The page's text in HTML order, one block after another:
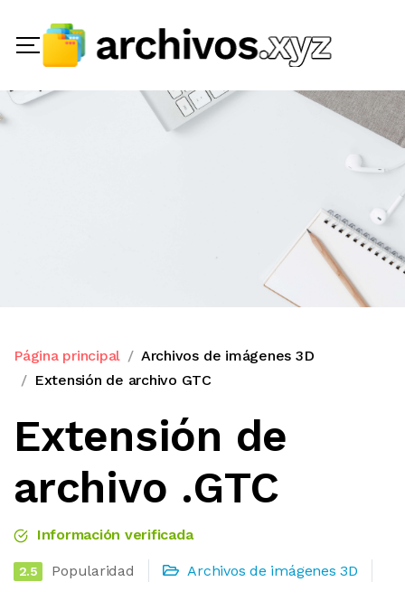
Página principal
Archivos de imágenes 3D
Extensión de archivo GTC
Extensión de
archivo .GTC
Información verificada
2.5 Popularidad Archivos de imágenes 3D